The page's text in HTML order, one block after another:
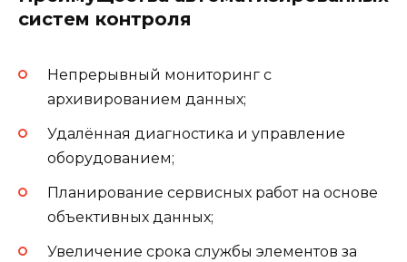
систем контроля
Непрерывный мониторинг с
архивированием данных;
Удалённая диагностика и управление
оборудованием;
Планирование сервисных работ на основе
объективных данных;
Увеличение срока службы элементов за